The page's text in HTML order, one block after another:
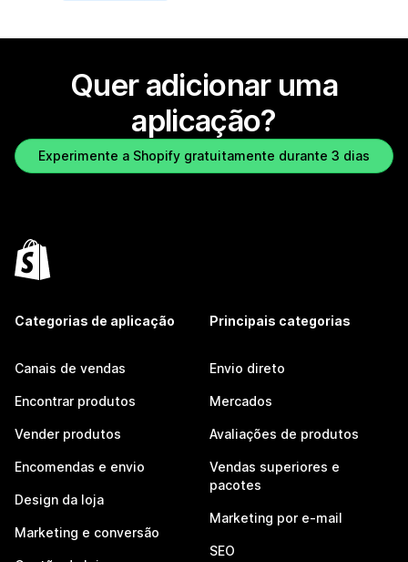
Quer adicionar uma
aplicação?
Experimente a Shopify gratuitamente durante 3 dias
Categorias de aplicação
Canais de vendas
Encontrar produtos
Vender produtos
Encomendas e envio
Design da loja
Marketing e conversão
Principais categorias
Envio direto
Mercados
Avaliações de produtos
Vendas superiores e
pacotes
Marketing por e-mail
SEO